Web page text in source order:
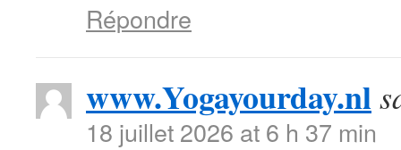
Répondre
www.Yogayourday.nl
18 juillet 2026 at 6 h 37 min